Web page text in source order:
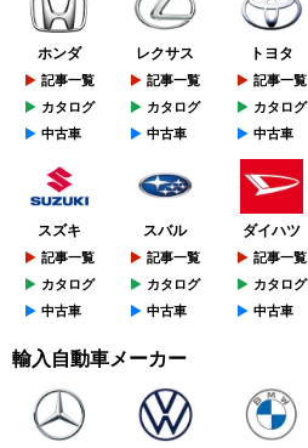
ホンダ
記事一覧
カタログ
中古車
レクサス
記事一覧
カタログ
中古車
トヨタ
記事一覧
カタログ
中古車
スズキ
記事一覧
カタログ
中古車
スバル
記事一覧
カタログ
中古車
ダイハツ
記事一覧
カタログ
中古車
輸入自動車メーカー